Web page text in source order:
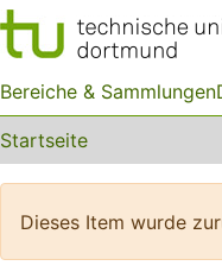
Bereiche & Sammlungen
Startseite
Dieses Item wurde